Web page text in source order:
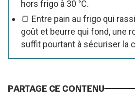
hors frigo à 30 °C.
🍞 Entre pain au frigo qui
goût et beurre qui fond, une
suffit pourtant à sécuriser la
PARTAGE CE CONTENU